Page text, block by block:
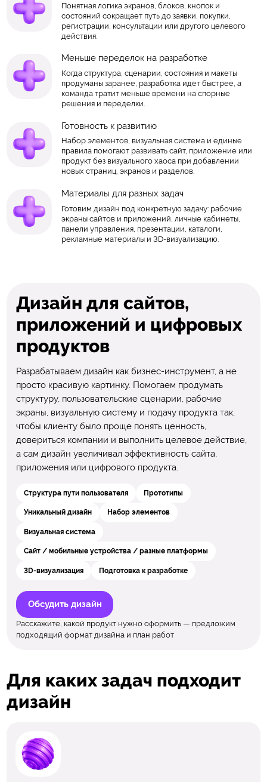
Понятная логика экранов, блоков, кнопок и
состояний сокращает путь до заявки, покупки,
регистрации, консультации или другого целевого
действия.
Меньше переделок на разработке
Когда структура, сценарии, состояния и макеты
продуманы заранее, разработка идет быстрее, а
команда тратит меньше времени на спорные
решения и переделки.
Готовность к развитию
Набор элементов, визуальная система и единые
правила помогают развивать сайт, приложение или
продукт без визуального хаоса при добавлении
новых страниц, экранов и разделов.
Материалы для разных задач
Готовим дизайн под конкретную задачу: рабочие
экраны сайтов и приложений, личные кабинеты,
панели управления, презентации, каталоги,
рекламные материалы и 3D-визуализацию.
Дизайн для сайтов,
приложений и цифровых
продуктов
Разрабатываем дизайн как бизнес-инструмент, а не
просто красивую картинку. Помогаем продумать
структуру, пользовательские сценарии, рабочие
экраны, визуальную систему и подачу продукта так,
чтобы клиенту было проще понять ценность,
довериться компании и выполнить целевое действие,
а сам дизайн увеличивал эффективность сайта,
приложения или цифрового продукта.
Структура пути пользователя Прототипы
Уникальный дизайн Набор элементов
Визуальная система
Сайт / мобильные устройства / разные платформы
3D-визуализация Подготовка к разработке
Обсудить дизайн
Расскажите, какой продукт нужно оформить — предложим
подходящий формат дизайна и план работ
Для каких задач подходит
дизайн